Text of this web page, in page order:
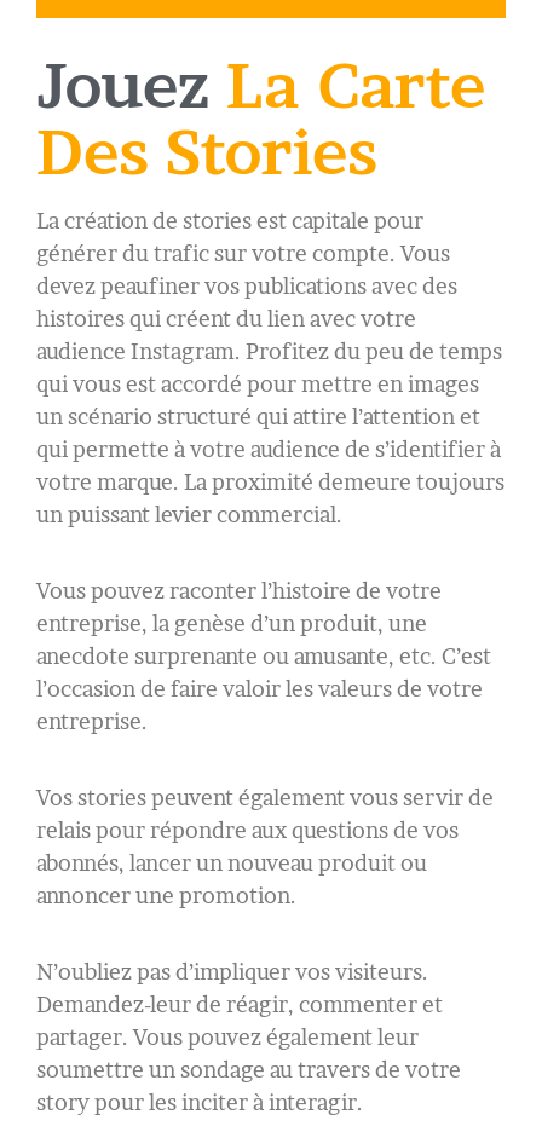
Jouez La Carte
Des Stories
La création de stories est capitale pour
générer du trafic sur votre compte. Vous
devez peaufiner vos publications avec des
histoires qui créent du lien avec votre
audience Instagram. Profitez du peu de temps
qui vous est accordé pour mettre en images
un scénario structuré qui attire l’attention et
qui permette à votre audience de s’identifier à
votre marque. La proximité demeure toujours
un puissant levier commercial.
Vous pouvez raconter l’histoire de votre
entreprise, la genèse d’un produit, une
anecdote surprenante ou amusante, etc. C’est
l’occasion de faire valoir les valeurs de votre
entreprise.
Vos stories peuvent également vous servir de
relais pour répondre aux questions de vos
abonnés, lancer un nouveau produit ou
annoncer une promotion.
N’oubliez pas d’impliquer vos visiteurs.
Demandez-leur de réagir, commenter et
partager. Vous pouvez également leur
soumettre un sondage au travers de votre
story pour les inciter à interagir.